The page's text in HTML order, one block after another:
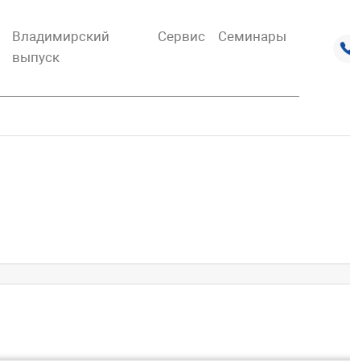
Владимирский
выпуск
Сервис Семинары